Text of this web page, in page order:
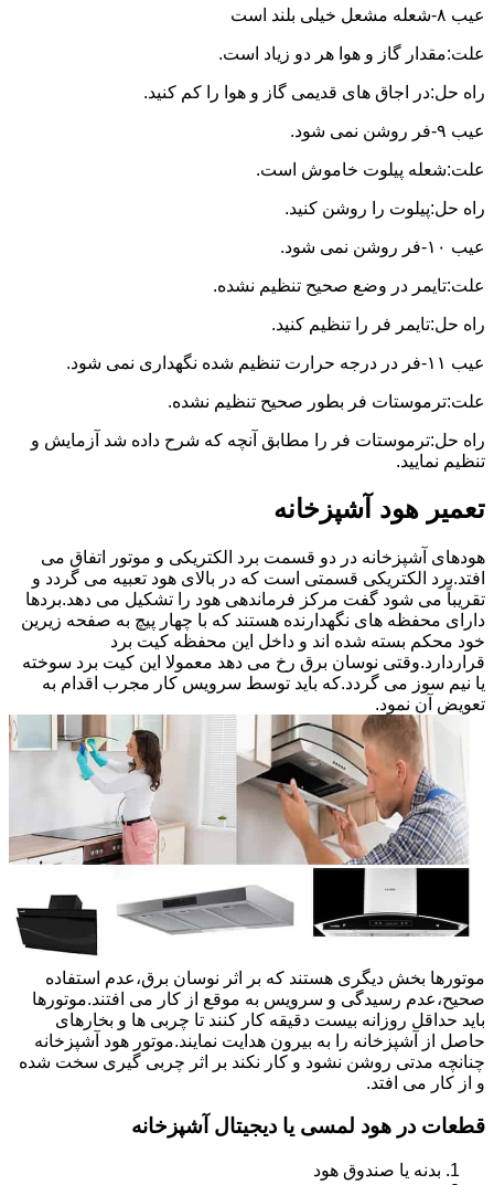
عیب ۸-شعله مشعل خیلی بلند است
علت:مقدار گاز و هوا هر دو زیاد است.
راه حل:در اجاق های قدیمی گاز و هوا را کم کنید.
عیب ۹-فر روشن نمی شود.
علت:شعله پیلوت خاموش است.
راه حل:پیلوت را روشن کنید.
عیب ۱۰-فر روشن نمی شود.
علت:تایمر در وضع صحیح تنظیم نشده.
راه حل:تایمر فر را تنظیم کنید.
عیب ۱۱-فر در درجه حرارت تنظیم شده نگهداری نمی شود.
علت:ترموستات فر بطور صحیح تنظیم نشده.
راه حل:ترموستات فر را مطابق آنچه که شرح داده شد آزمایش و
تنظیم نمایید.
تعمیر هود آشپزخانه
هودهای آشپزخانه در دو قسمت برد الکتریکی و موتور اتفاق می
افتد.برد الکتریکی قسمتی است که در بالای هود تعبیه می گردد و
تقریباً می شود گفت مرکز فرماندهی هود را تشکیل می دهد.بردها
دارای محفظه های نگهدارنده هستند که با چهار پیچ به صفحه زیرین
خود محکم بسته شده اند و داخل این محفظه کیت برد
قراردارد.وقتی نوسان برق رخ می دهد معمولا این کیت برد سوخته
یا نیم سوز می گردد.که باید توسط سرویس کار مجرب اقدام به
تعویض آن نمود.
موتورها بخش دیگری هستند که بر اثر نوسان برق،عدم استفاده
صحیح،عدم رسیدگی و سرویس به موقع از کار می افتند.موتورها
باید حداقل روزانه بیست دقیقه کار کنند تا چربی ها و بخارهای
حاصل از آشپزخانه را به بیرون هدایت نمایند.موتور هود آشپزخانه
چنانچه مدتی روشن نشود و کار نکند بر اثر چربی گیری سخت شده
و از کار می افتد.
قطعات در هود لمسی یا دیجیتال آشپزخانه
بدنه یا صندوق هود